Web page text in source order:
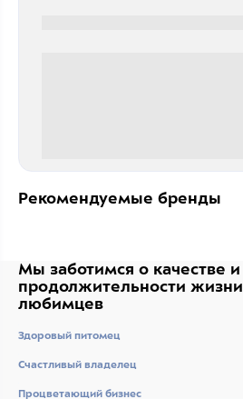
Рекомендуемые бренды
Мы заботимся о качестве и
продолжительности жизни
любимцев
Здоровый питомец
Счастливый владелец
Процветающий бизнес